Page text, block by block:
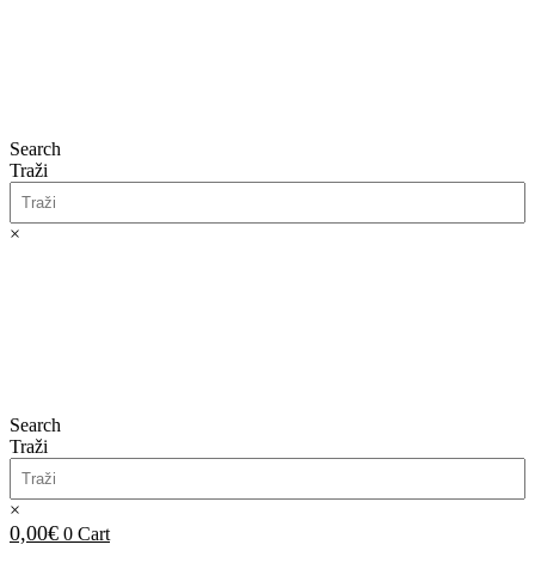
Search
Traži
×
Search
Traži
×
0,00€ 0 Cart